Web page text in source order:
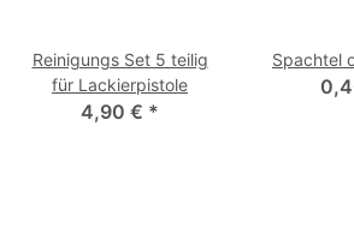
Reinigungs Set 5 teilig
für Lackierpistole
4,90 € *
Spachtel